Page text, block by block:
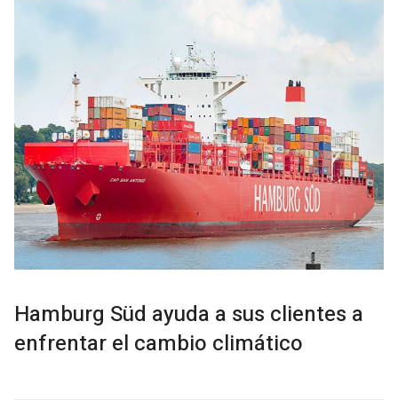
Hamburg Süd ayuda a sus clientes a
enfrentar el cambio climático